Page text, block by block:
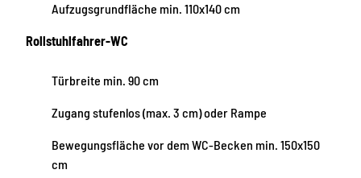
Aufzugsgrundfläche min. 110x140 cm
Rollstuhlfahrer-WC
Türbreite min. 90 cm
Zugang stufenlos (max. 3 cm) oder Rampe
Bewegungsfläche vor dem WC-Becken min. 150x150
cm